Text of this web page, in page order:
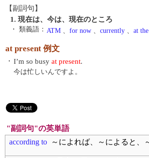
【副詞句】
1. 現在は、今は、現在のところ
・ 類義語： ATM 、 for now 、 currently 、 at
at present 例文
・ I’m so busy at present.
今は忙しいんですよ。
"副詞句"の英単語
according to ～によれば、～によると、